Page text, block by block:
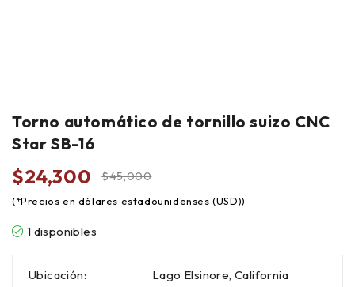
Torno automático de tornillo suizo CNC
Star SB-16
$45,000
$24,300
1 disponibles
Ubicación: Lago Elsinore, California